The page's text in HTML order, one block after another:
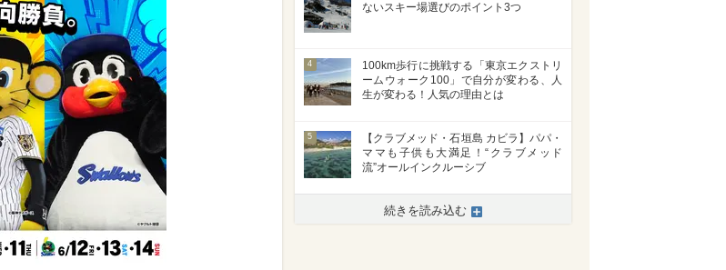
ないスキー場選びのポイント3つ
4
100km歩行に挑戦する「東京エクストリ
ームウォーク100」で自分が変わる、人
生が変わる！人気の理由とは
5
【クラブメッド・石垣島 カビラ】パパ・
ママも子供も大満足！“クラブメッド
流”オールインクルーシブ
続きを読み込む